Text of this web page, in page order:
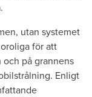
utan systemet
för att
på grannens
Enligt